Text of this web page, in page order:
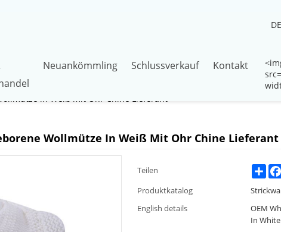
Neuankömmling Schlussverkauf Kontakt
Wollmütze In Weiß Mit Ohr Chine Lieferant
Teilen
Produktkatalog
English details
OEM
In